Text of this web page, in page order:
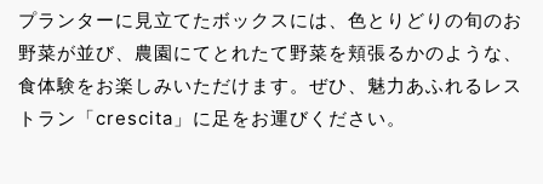
プランターに見立てたボックスには、色とりどりの旬のお
野菜が並び、農園にてとれたて野菜を頬張るかのような、
食体験をお楽しみいただけます。ぜひ、魅力あふれるレス
トラン「crescita」に足をお運びください。